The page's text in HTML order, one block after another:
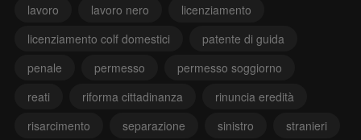
lavoro
lavoro nero
licenziamento
licenziamento colf domestici
patente di guida
penale
permesso
permesso soggiorno
reati
riforma cittadinanza
rinuncia eredità
risarcimento
separazione sinistro stranieri